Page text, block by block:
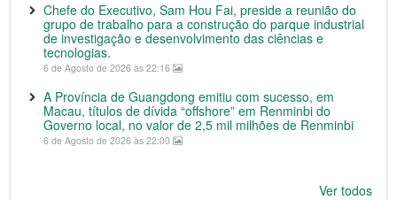
Chefe do Executivo, Sam Hou Fai, preside a reunião do
grupo de trabalho para a construção do parque industrial
de investigação e desenvolvimento das ciências e
tecnologias.
6 de Agosto de 2026 às 22:16
A Província de Guangdong emitiu com sucesso, em
Macau, títulos de dívida “offshore” em Renminbi do
Governo local, no valor de 2,5 mil milhões de Renminbi
6 de Agosto de 2026 às 22:00
Ver todos